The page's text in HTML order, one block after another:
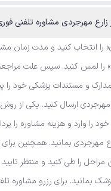
زارع مهرجردی مشاوره تلفنی
را انتخاب کنید و مدت زمان
را لمس کنید. سپس علت
و مستندات پزشکی خود را
مهرجردی ارسال کنید. یکی از
را وارد و هزینه مشاوره را
مهرجردی بمانید. همچنین
مراحل را طی کنید و منتظر
بمانید. برای رزرو مشاوره